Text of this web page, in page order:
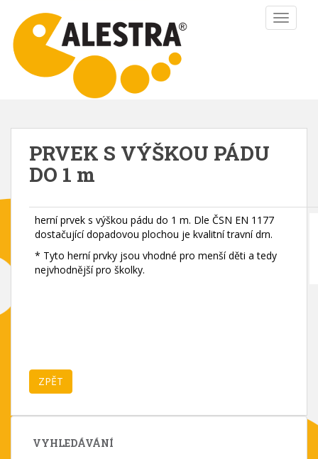
n
PRVEK S VÝŠKOU PÁDU
DO 1 m
herní prvek s výškou pádu do 1 m. Dle ČSN EN 1177
dostačující dopadovou plochou je kvalitní travní drn.
* Tyto herní prvky jsou vhodné pro menší děti a tedy
nejvhodnější pro školky.
VYHLEDÁVÁNÍ